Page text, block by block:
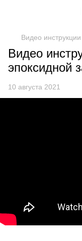
Видео инструкции
Видео
эпоксидной
10 августа 2021